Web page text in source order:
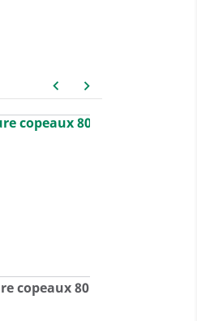
keyboard_arrow_left keyboard_arrow_right
copeaux 80 litres